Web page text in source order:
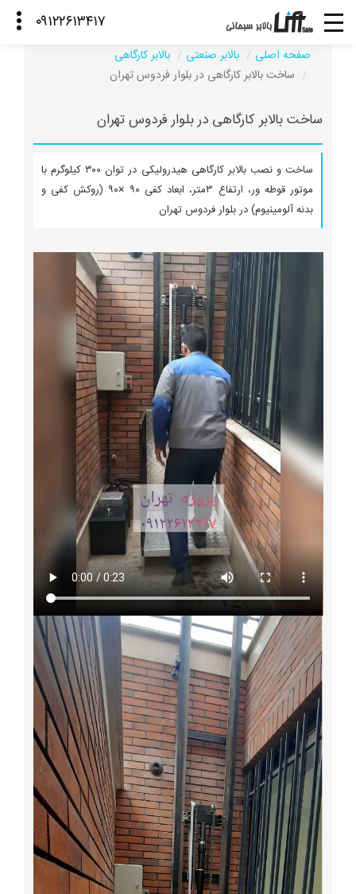
صفحه اصلی بالابر صنعتی
بالابر کارگاهی
ساخت بالابر کارگاهی در بلوار فردوس تهران
ساخت بالابر کارگاهی در بلوار فردوس تهران
ساخت و نصب بالابر کارگاهی هیدرولیکی در توان ۳۰۰ کیلوگرم با
موتور قوطه ور، ارتفاع ۳متر، ابعاد کفی ۹۰ ×۹۰ (روکش کفی و
بدنه آلومینیوم) در بلوار فردوس تهران